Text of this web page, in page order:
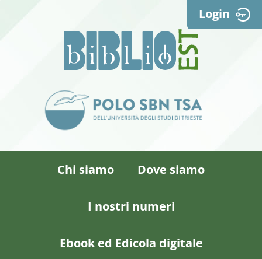
Login
Chi siamo Dove siamo
I nostri numeri
Ebook ed Edicola digitale